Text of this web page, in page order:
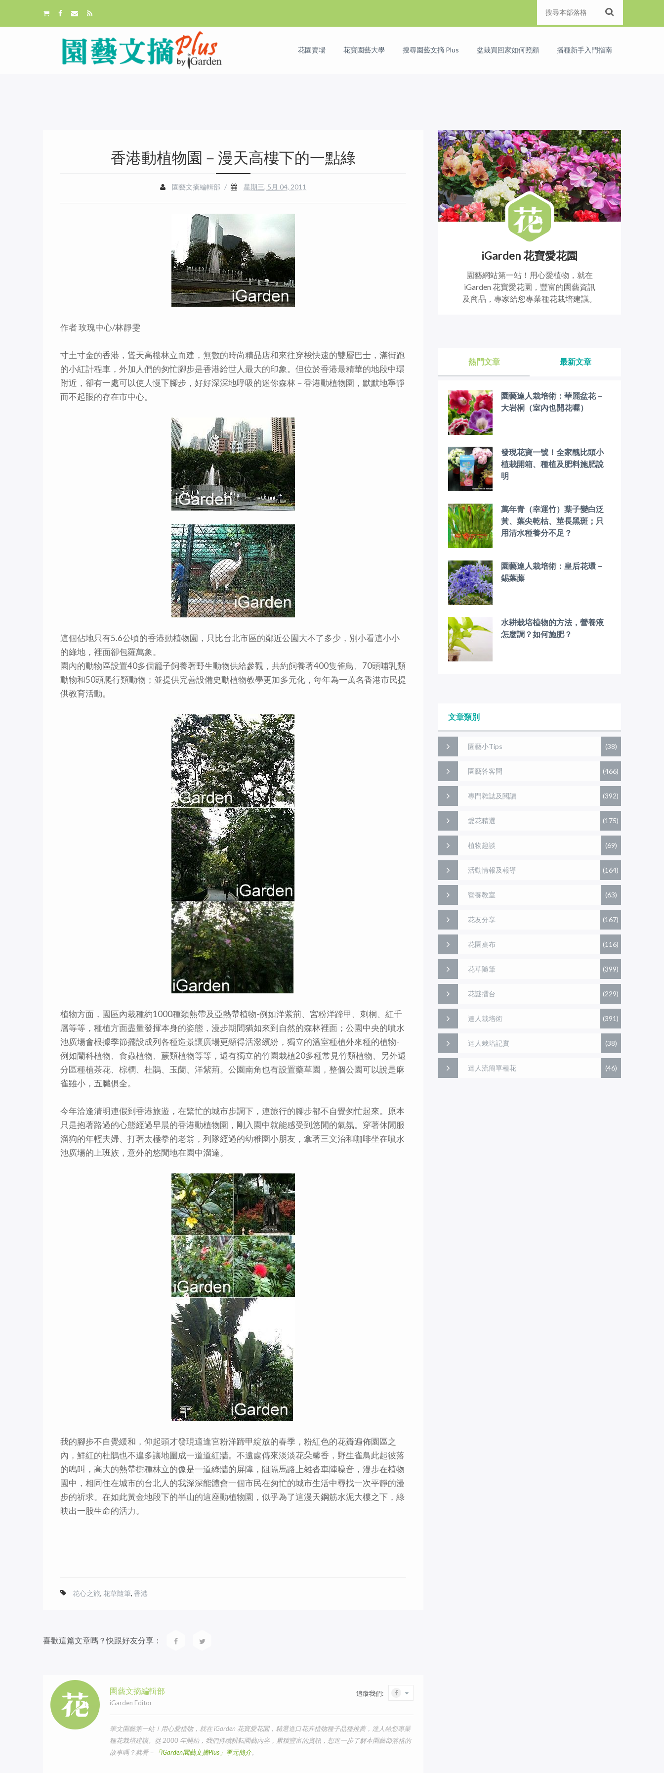
花園賣場 花寶園藝大學 搜尋園藝文摘 Plus 盆栽買回家如何照顧 播種新手入門指南
香港動植物園－漫天高樓下的一點綠
園藝文摘編輯部 / 星期三, 5月 04, 2011
作者 玫瑰中心/林靜雯
寸土寸金的香港，聳天高樓林立而建，無數的時尚精品店和來往穿梭快速的雙層巴士，滿街跑
的小紅計程車，外加人們的匆忙腳步是香港給世人最大的印象。但位於香港最精華的地段中環
附近，卻有一處可以使人慢下腳步，好好深深地呼吸的迷你森林－香港動植物園，默默地寧靜
而不起眼的存在市中心。
這個佔地只有5.6公頃的香港動植物園，只比台北市區的鄰近公園大不了多少，別小看這小小
的綠地，裡面卻包羅萬象。
園內的動物區設置40多個籠子飼養著野生動物供給參觀，共約飼養著400隻雀鳥、70頭哺乳類
動物和50頭爬行類動物；並提供完善設備史動植物教學更加多元化，每年為一萬名香港市民提
供教育活動。
植物方面，園區內栽種約1000種類熱帶及亞熱帶植物-例如洋紫荊、宮粉洋蹄甲、刺桐、紅千
層等等，種植方面盡量發揮本身的姿態，漫步期間猶如來到自然的森林裡面；公園中央的噴水
池廣場會根據季節擺設成列各種造景讓廣場更顯得活潑繽紛，獨立的溫室種植外來種的植物-
例如蘭科植物、食蟲植物、蕨類植物等等，還有獨立的竹園栽植20多種常見竹類植物、另外還
分區種植茶花、棕櫚、杜鵑、玉蘭、洋紫荊。公園南角也有設置藥草園，整個公園可以說是麻
雀雖小，五臟俱全。
今年洽逢清明連假到香港旅遊，在繁忙的城市步調下，連旅行的腳步都不自覺匆忙起來。原本
只是抱著路過的心態經過早晨的香港動植物園，剛入園中就能感受到悠閒的氣氛。穿著休閒服
溜狗的年輕夫婦、打著太極拳的老翁，列隊經過的幼稚園小朋友，拿著三文治和咖啡坐在噴水
池廣場的上班族，意外的悠閒地在園中溜達。
我的腳步不自覺緩和，仰起頭才發現適逢宮粉洋蹄甲綻放的春季，粉紅色的花瓣遍佈園區之
內，鮮紅的杜鵑也不遑多讓地圍成一道道紅牆。不遠處傳來淡淡花朵馨香，野生雀鳥此起彼落
的鳴叫，高大的熱帶樹種林立的像是一道綠牆的屏障，阻隔馬路上雜沓車陣噪音，漫步在植物
園中，相同住在城市的台北人的我深深能體會一個市民在匆忙的城市生活中尋找一次平靜的漫
步的祈求。在如此黃金地段下的半山的這座動植物園，似乎為了這漫天鋼筋水泥大樓之下，綠
映出一股生命的活力。
花心之旅, 花草隨筆, 香港
喜歡這篇文章嗎？快跟好友分享：
園藝文摘編輯部
iGarden Editor
追蹤我們:
華文園藝第一站！用心愛植物，就在 iGarden 花寶愛花園，精選進口花卉植物種子品種推薦，達人給您專業
種花栽培建議。從 2000 年開始，我們持續耕耘園藝內容，累積豐富的資訊，想進一步了解本園藝部落格的
故事嗎？就看－
「iGarden園藝文摘Plus」單元簡介。
iGarden 花寶愛花園
園藝網站第一站！用心愛植物，就在
iGarden 花寶愛花園，豐富的園藝資訊
及商品，專家給您專業種花栽培建議。
熱門文章 最新文章
園藝達人栽培術：華麗盆花－
大岩桐（室內也開花喔）
發現花寶一號！全家醜比頭小
植栽開箱、種植及肥料施肥說
明
萬年青（幸運竹）葉子變白泛
黃、葉尖乾枯、莖長黑斑；只
用清水種養分不足？
園藝達人栽培術：皇后花環－
錫葉藤
水耕栽培植物的方法，營養液
怎麼調？如何施肥？
文章類別
園藝小Tips (38)
園藝答客問 (466)
專門雜誌及閱讀 (392)
愛花精選 (175)
植物趣談 (69)
活動情報及報導 (164)
營養教室 (63)
花友分享 (167)
花園桌布 (116)
花草隨筆 (399)
花謎擂台 (229)
達人栽培術 (391)
達人栽培記實 (38)
達人流簡單種花 (46)